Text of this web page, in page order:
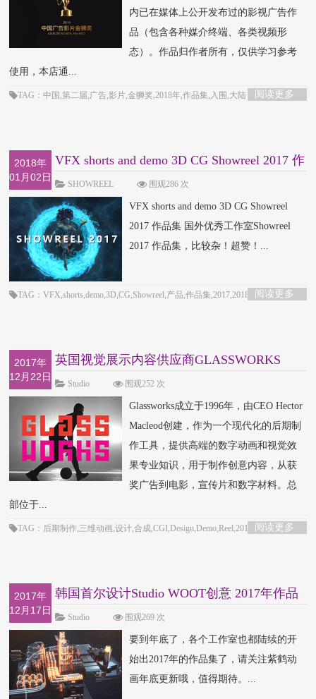
内已在媒体上公开发布过的影视广告作
品（包含各种媒介终端、各类视频形
态）。作品归作者所有，仅供学习参考
使用，本店通...
阅读更多
TAG：中国,第二届,广告,影片,金狮奖,2018年,作品集,入围,大陆
2018年
01月02日
VFX shorts and demo 3D CG Showreel 2017 作
品集SHOWREEL 围观286 次
VFX shorts and demo 3D CG Showreel
2017 作品集 国外优秀工作室Showreel
2017 作品集，比较杂！超赞！...
阅读更多
TAG：VFX,shorts,demo,3D,CG,Showreel,产品,作品集,2017,2018
2017年
12月22日
英国视觉展示内容供应商GLASSWORKS
VFX Studio
Studio 围观252 次
Glassworks成立于1996年，由CEO Hector
Macleod创建，作为一个现代化的后期制
作工具，提供高端的数字动画和视觉效
果专业知识，用于制作创意内容，从获
奖广告到电影，宣传片和数字材料。总
部位于...
阅读更多
TAG：后期制作,三维动画,设计,合成,CGI,Design,Demo,Reel,2017,作品
2017年
12月17日
韩国首尔设计Studio WOOT创意 2017年作品
集Showreel
Studio 围观269 次
要到年底了，各个工作室也都陆续的开
始出2017年的作品集了，请关注紫鹤动
画年底更新哦，值得期待。...